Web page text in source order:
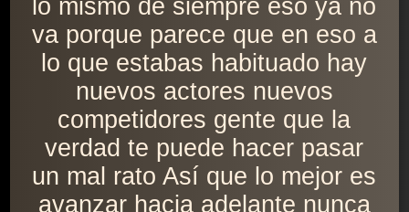
lo mismo de siempre eso ya no
va porque parece que en eso a
lo que estabas habituado hay
nuevos actores nuevos
competidores gente que la
verdad te puede hacer pasar
un mal rato Así que lo mejor es
avanzar hacia adelante nunca